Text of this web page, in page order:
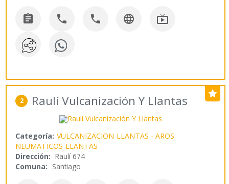
    
2 Raulí Vulcanización Y Llantas
Categoría: VULCANIZACION LLANTAS - AROS
NEUMATICOS LLANTAS
Dirección: Raulí 674
Comuna: Santiago